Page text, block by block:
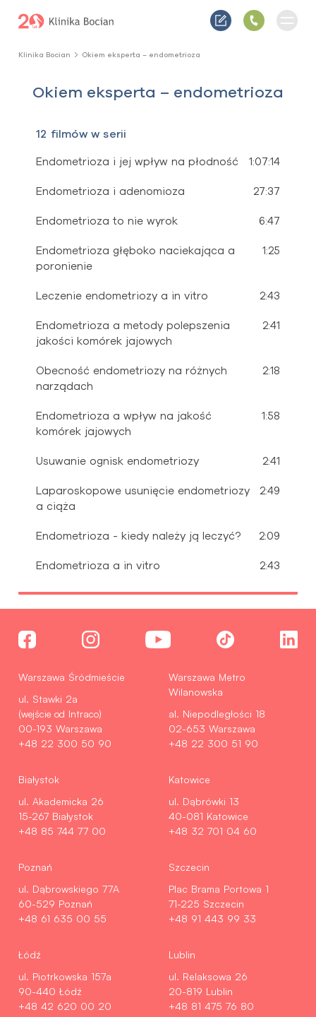
Klinika Bocian Okiem eksperta – endometrioza
Okiem eksperta – endometrioza
12 filmów w serii
Endometrioza i jej wpływ na płodność 1:07:14
Endometrioza i adenomioza 27:37
Endometrioza to nie wyrok 6:47
Endometrioza głęboko naciekająca a
poronienie
1:25
Leczenie endometriozy a in vitro 2:43
Endometrioza a metody polepszenia
jakości komórek jajowych
2:41
Obecność endometriozy na różnych
narządach
2:18
Endometrioza a wpływ na jakość
komórek jajowych
1:58
Usuwanie ognisk endometriozy 2:41
Laparoskopowe usunięcie endometriozy
a ciąża
2:49
Endometrioza - kiedy należy ją leczyć? 2:09
Endometrioza a in vitro 2:43
Warszawa Śródmieście
ul. Stawki 2a
(wejście od Intraco)
00-193 Warszawa
+48 22 300 50 90
Warszawa Metro
Wilanowska
al. Niepodległości 18
02-653 Warszawa
+48 22 300 51 90
Białystok
ul. Akademicka 26
15-267 Białystok
+48 85 744 77 00
Katowice
ul. Dąbrówki 13
40-081 Katowice
+48 32 701 04 60
Poznań
ul. Dąbrowskiego 77A
60-529 Poznań
+48 61 635 00 55
Szczecin
Plac Brama Portowa 1
71-225 Szczecin
+48 91 443 99 33
Łódź
ul. Piotrkowska 157a
90-440 Łódź
+48 42 620 00 20
Lublin
ul. Relaksowa 26
20-819 Lublin
+48 81 475 76 80